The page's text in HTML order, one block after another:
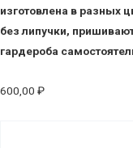
изготовлена в разных
без липучки,
гардероба
600,00 ₽